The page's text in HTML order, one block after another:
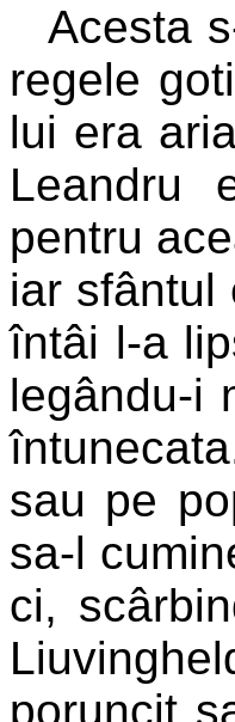
Acesta
regele
lui era
Leandru
pentru
iar sfântul
întâi l-a
legându-i
sau pe
sa-l
ci,
poruncit